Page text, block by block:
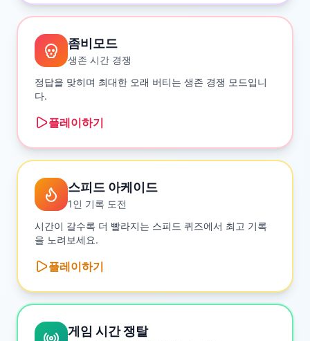
좀비모드
생존 시간 경쟁
정답을 맞히며 최대한 오래 버티는 생존 경쟁 모드입니
다.
플레이하기
스피드 아케이드
1인 기록 도전
시간이 갈수록 더 빨라지는 스피드 퀴즈에서 최고 기록
을 노려보세요.
플레이하기
게임 시간 쟁탈